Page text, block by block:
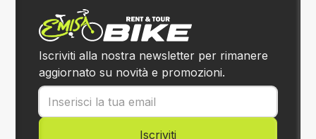
Iscriviti alla nostra newsletter per rimanere
aggiornato su novità e promozioni.